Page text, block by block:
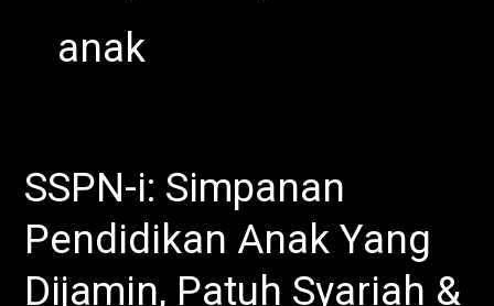
anak
SSPN-i: Simpanan
Pendidikan Anak Yang
Dijamin, Patuh Syariah &
SSPN-
i:
Simpanan
Anak